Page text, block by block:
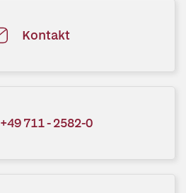
Kontakt
+49 711 - 2582-0